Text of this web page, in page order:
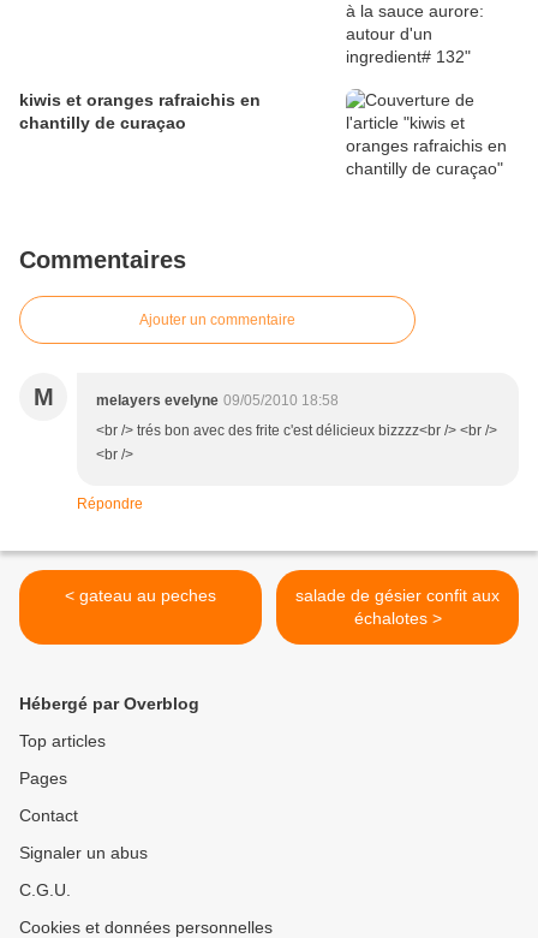
kiwis et oranges rafraichis en
chantilly de curaçao
Commentaires
Ajouter un commentaire
M melayers evelyne 09/05/2010 18:58
<br /> trés bon avec des frite c'est délicieux bizzzz<br /> <br />
<br />
Répondre
< gateau au peches
salade de gésier confit aux
échalotes >
Hébergé par Overblog
Top articles
Pages
Contact
Signaler un abus
C.G.U.
Cookies et données personnelles